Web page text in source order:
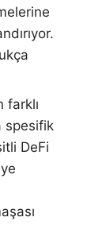
farklı
spesifik
DeFi